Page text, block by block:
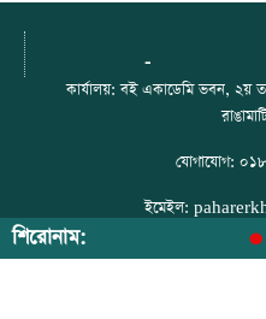
-
কার্যালয়: বই একাডেমি ভবন, ২য়
যোগাযোগ:
ইমেইল:
ফেসবুক: https://
শিরোনাম: